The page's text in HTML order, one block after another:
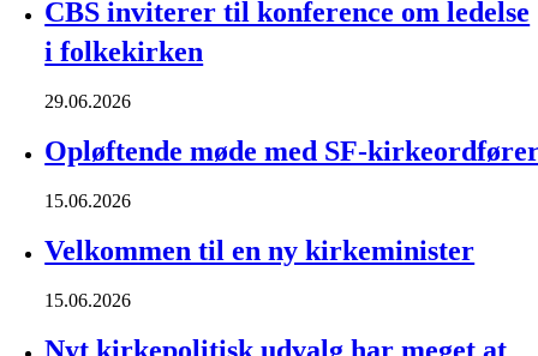
CBS inviterer til konference om ledelse
i folkekirken
29.06.2026
Opløftende møde med SF-
15.06.2026
Velkommen til en ny kirkeminister
15.06.2026